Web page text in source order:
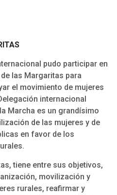
pudo participar en
las Margaritas para
el movimiento de mujeres
internacional
Marcha es un grandísimo
de las mujeres y de
en favor de los
tiene entre sus objetivos,
movilización y
rurales, reafirmar y